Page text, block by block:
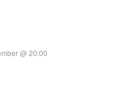
@ 20:00